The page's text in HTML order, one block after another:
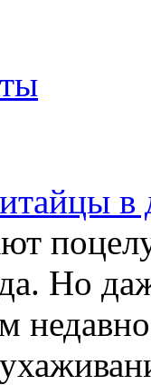
в
Но